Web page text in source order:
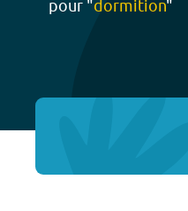
pour "dormition"